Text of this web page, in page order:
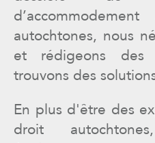
autochtones, nous
et rédigeons des
trouvons des
En plus d'être des
droit